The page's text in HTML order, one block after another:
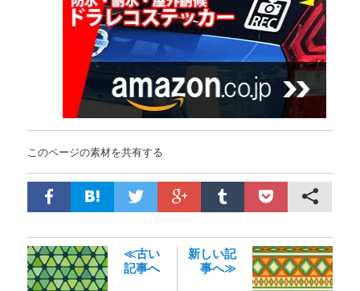
このページの素材を共有する
≪古い
記事へ
新しい記
事へ≫